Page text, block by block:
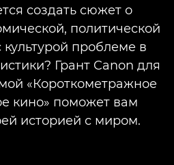
создать сюжет о
политической
проблеме в
Грант Canon для
«Короткометражное
кино» поможет вам
историей с миром.